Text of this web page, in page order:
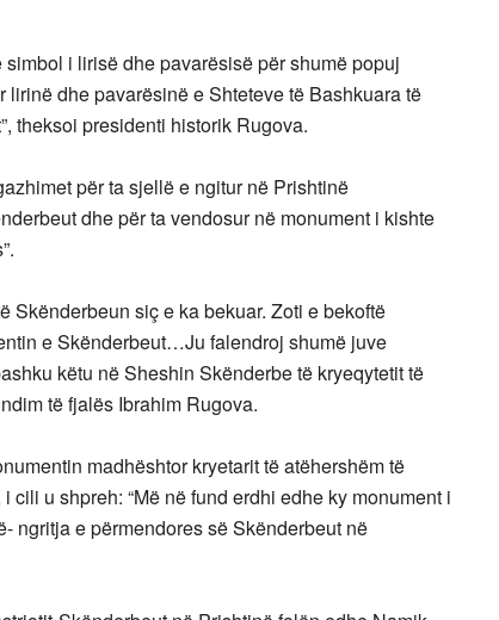
i lirisë dhe pavarësisë për shumë popuj
dhe pavarësinë e Shteteve të Bashkuara të
theksoi presidenti historik Rugova.
për ta sjellë e ngitur në Prishtinë
dhe për ta vendosur në monument i kishte
Skënderbeun siç e ka bekuar. Zoti e bekoftë
e Skënderbeut…Ju falendroj shumë juve
këtu në Sheshin Skënderbe të kryeqytetit të
të fjalës Ibrahim Rugova.
madhështor kryetarit të atëhershëm të
u shpreh: “Më në fund erdhi edhe ky monument i
ngritja e përmendores së Skënderbeut në